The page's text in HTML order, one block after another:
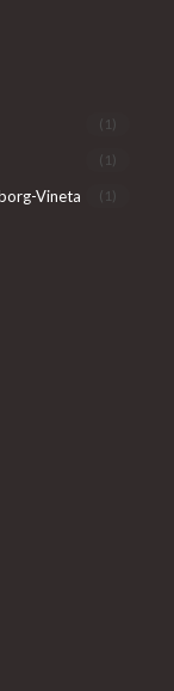
(1)
(1)
Vineta (1)